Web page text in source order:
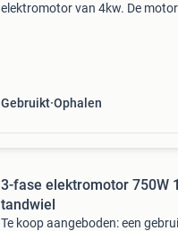
elektromotor van 4kw. De
Gebruikt Ophalen
3-fase elektromotor 750W
tandwiel
Te koop aangeboden: een